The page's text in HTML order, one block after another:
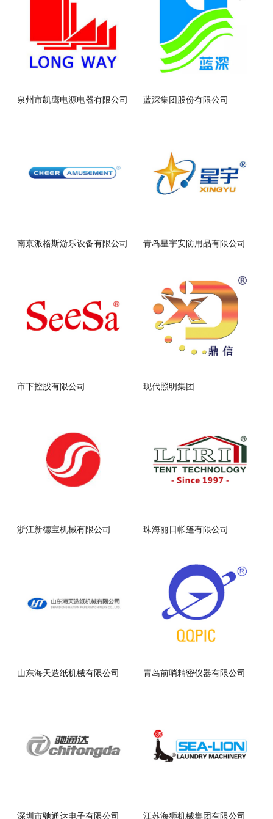
泉州市凯鹰电源电器有限公司 蓝深集团股份有限公司
南京派格斯游乐设备有限公司 青岛星宇安防用品有限公司
市下控股有限公司 现代照明集团
浙江新德宝机械有限公司 珠海丽日帐篷有限公司
山东海天造纸机械有限公司 青岛前哨精密仪器有限公司
深圳市驰通达电子有限公司 江苏海狮机械集团有限公司